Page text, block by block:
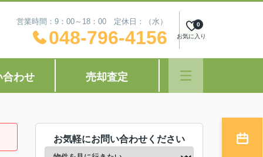
営業時間：9：00～18：00 定休日：（水）
048-796-4156 お気に入り
0
合わせ 売却査定
お気軽にお問い合わせください